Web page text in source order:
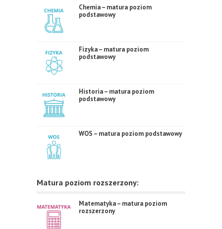
Chemia – matura poziom
podstawowy
Fizyka – matura poziom
podstawowy
Historia – matura poziom
podstawowy
WOS – matura poziom podstawowy
Matura poziom rozszerzony:
Matematyka – matura poziom
rozszerzony